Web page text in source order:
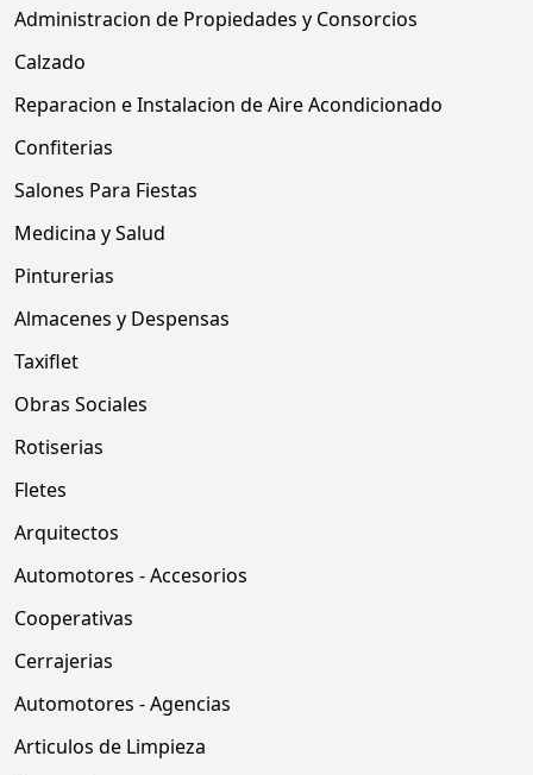
Administracion de Propiedades y Consorcios
Calzado
Reparacion e Instalacion de Aire Acondicionado
Confiterias
Salones Para Fiestas
Medicina y Salud
Pinturerias
Almacenes y Despensas
Taxiflet
Obras Sociales
Rotiserias
Fletes
Arquitectos
Automotores - Accesorios
Cooperativas
Cerrajerias
Automotores - Agencias
Articulos de Limpieza